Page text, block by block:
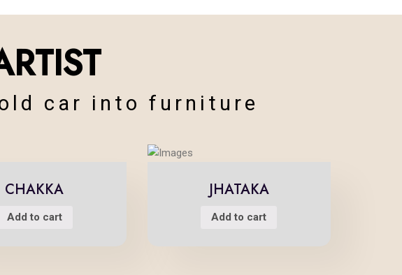
car into furniture
CHAKKA
Add to cart
JHATAKA
Add to cart